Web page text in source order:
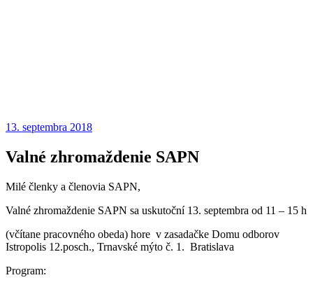
13. septembra 2018
Valné zhromaždenie SAPN
Milé členky a členovia SAPN,
Valné zhromaždenie SAPN sa uskutoční 13. septembra od 11 – 15 h
(včítane pracovného obeda) hore v zasadačke Domu odborov
Istropolis 12.posch., Trnavské mýto č. 1. Bratislava
Program: